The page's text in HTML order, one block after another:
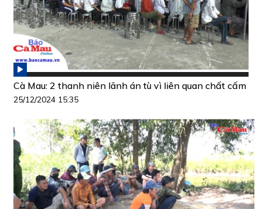
Cà Mau: 2 thanh niên lãnh án tù vì liên quan chất cấm
25/12/2024 15:35